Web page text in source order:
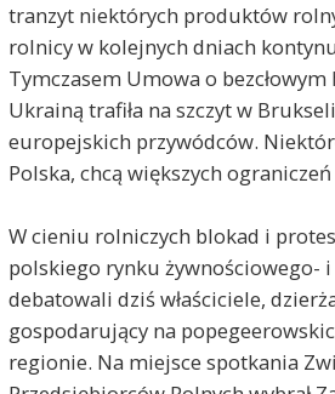
tranzyt niektórych produktów
rolnicy w kolejnych dniach
Tymczasem Umowa o
Ukrainą trafiła na szczyt w
europejskich przywódców.
Polska, chcą większych
W cieniu rolniczych blokad i
polskiego rynku żywnościowego- i
debatowali dziś właściciele,
gospodarujący na
regionie. Na miejsce spotkania